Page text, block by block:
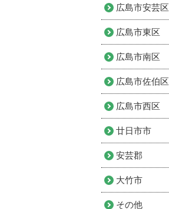
広島市安芸区
広島市東区
広島市南区
広島市佐伯区
広島市西区
廿日市市
安芸郡
大竹市
その他